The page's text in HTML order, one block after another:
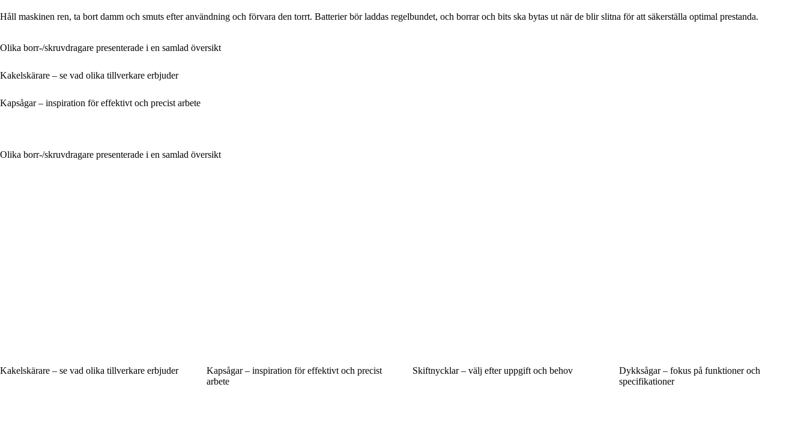
Håll maskinen ren, ta bort damm och smuts efter användning och förvara den torrt. Batterier bör laddas regelbundet, och borrar och bits ska bytas ut när de blir slitna för att säkerställa optimal prestanda.
Olika borr-/skruvdragare presenterade i en samlad översikt
Kakelskärare – se vad olika tillverkare erbjuder
Kapsågar – inspiration för effektivt och precist arbete
Olika borr-/skruvdragare presenterade i en samlad översikt
Kakelskärare – se vad olika tillverkare erbjuder
Kapsågar – inspiration för effektivt och precist
arbete
Skiftnycklar – välj efter uppgift och behov
Dykksågar – fokus på funktioner och
specifikationer